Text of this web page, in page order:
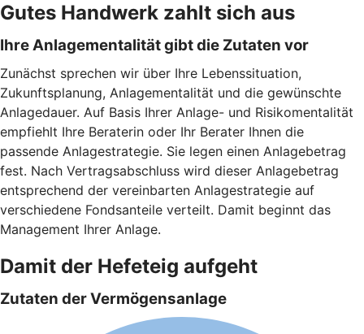
Gutes Handwerk zahlt sich aus
Ihre Anlagementalität gibt die Zutaten vor
Zunächst sprechen wir über Ihre Lebenssituation,
Zukunftsplanung, Anlagementalität und die gewünschte
Anlagedauer. Auf Basis Ihrer Anlage- und Risikomentalität
empfiehlt Ihre Beraterin oder Ihr Berater Ihnen die
passende Anlagestrategie. Sie legen einen Anlagebetrag
fest. Nach Vertragsabschluss wird dieser Anlagebetrag
entsprechend der vereinbarten Anlagestrategie auf
verschiedene Fondsanteile verteilt. Damit beginnt das
Management Ihrer Anlage.
Damit der Hefeteig aufgeht
Zutaten der Vermögensanlage